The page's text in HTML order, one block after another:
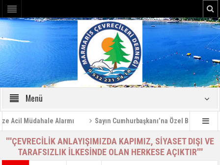
Menü
Müdahale Alarmı Sayın Cumhurbaşkanı’na Özel Bilgilendirme
'''ÇEVRECİLİK ANLAYIŞIMIZDA KAPIMIZ, SİYASET DIŞI VE
TARAFSIZLIK İLKESİNDE OLAN HERKESE AÇIKTIR'''